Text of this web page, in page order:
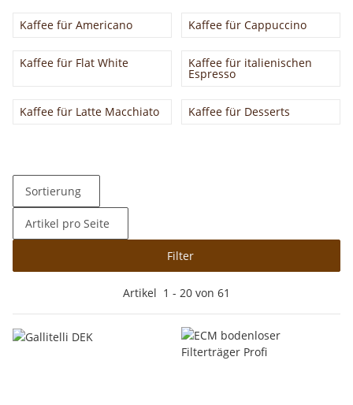
Kaffee für Americano Kaffee für Cappuccino
Kaffee für Flat White Kaffee für italienischen
Espresso
Kaffee für Latte Macchiato Kaffee für Desserts
Filter
Sortierung
Artikel pro Seite
Artikel 1 - 20 von 61